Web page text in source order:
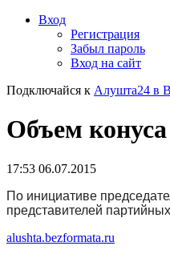
Вход
Регистрация
Забыл пароль
Вход на сайт
Подключайся к Алушта24 в
Объем конуса
17:53 06.07.2015
По инициативе
представителей
alushta.bezformata.ru